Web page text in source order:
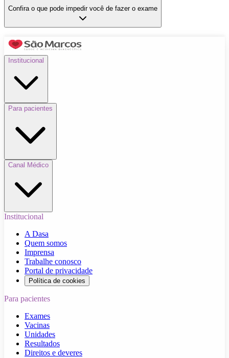
Confira o que pode impedir você de fazer o exame
Institucional
Para pacientes
Canal Médico
Institucional
A Dasa
Quem somos
Imprensa
Trabalhe conosco
Portal de privacidade
Política de cookies
Para pacientes
Exames
Vacinas
Unidades
Resultados
Direitos e deveres